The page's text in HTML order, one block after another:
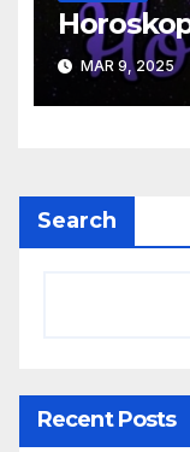
MAR 9, 2025
Search
Recent Posts